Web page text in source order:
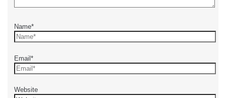
Name*
Email*
Website